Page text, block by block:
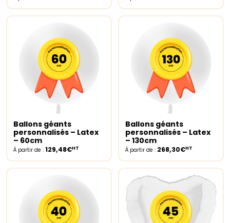
Select options
Ballons géants
personnalisés – Latex
– 60cm
À partir de : 129,48€HT
Select options
Ballons géants
personnalisés – Latex
– 130cm
À partir de : 268,30€HT